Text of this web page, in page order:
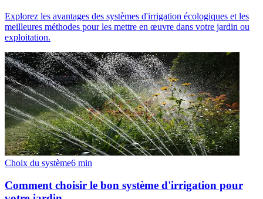
Explorez les avantages des systèmes d'irrigation écologiques et les
meilleures méthodes pour les mettre en œuvre dans votre jardin ou
exploitation.
Choix du système6 min
Comment choisir le bon système d'irrigation pour